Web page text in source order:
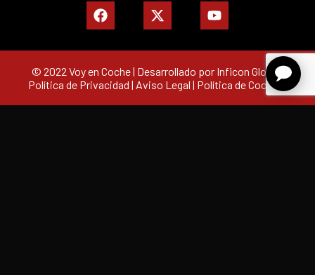
© 2022 Voy en Coche | Desarrollado por Inficon Global |
Política de Privacidad | Aviso Legal | Política de Cookies